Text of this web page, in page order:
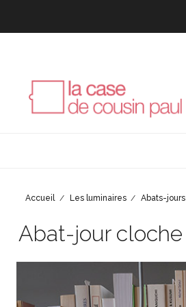
Accueil Les luminaires Abats-jours
Abat-jour cloche